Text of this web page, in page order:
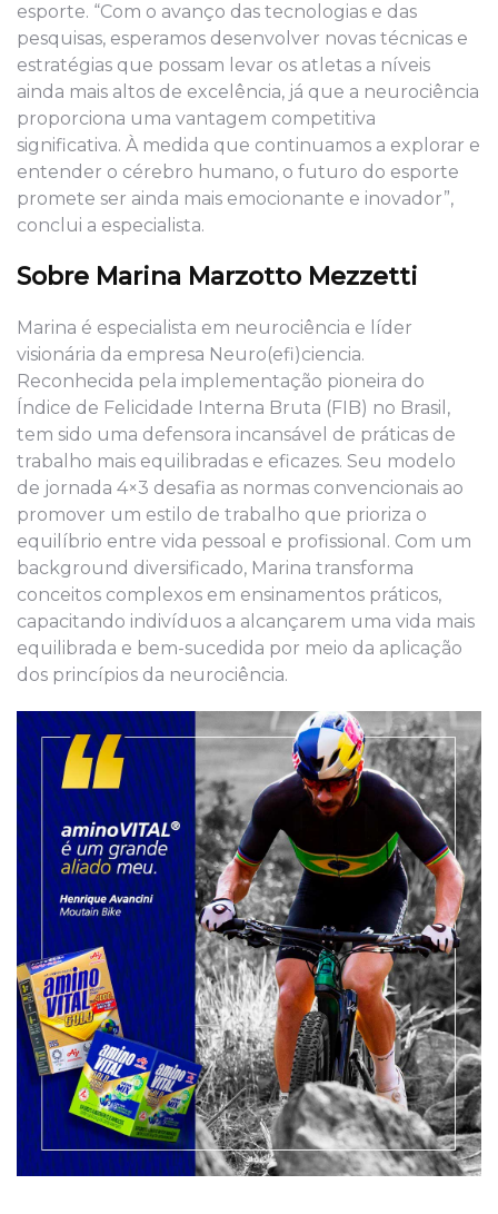
esporte. “Com o avanço das tecnologias e das
pesquisas, esperamos desenvolver novas técnicas e
estratégias que possam levar os atletas a níveis
ainda mais altos de excelência, já que a neurociência
proporciona uma vantagem competitiva
significativa. À medida que continuamos a explorar e
entender o cérebro humano, o futuro do esporte
promete ser ainda mais emocionante e inovador”,
conclui a especialista.
Sobre Marina Marzotto Mezzetti
Marina é especialista em neurociência e líder
visionária da empresa Neuro(efi)ciencia.
Reconhecida pela implementação pioneira do
Índice de Felicidade Interna Bruta (FIB) no Brasil,
tem sido uma defensora incansável de práticas de
trabalho mais equilibradas e eficazes. Seu modelo
de jornada 4×3 desafia as normas convencionais ao
promover um estilo de trabalho que prioriza o
equilíbrio entre vida pessoal e profissional. Com um
background diversificado, Marina transforma
conceitos complexos em ensinamentos práticos,
capacitando indivíduos a alcançarem uma vida mais
equilibrada e bem-sucedida por meio da aplicação
dos princípios da neurociência.